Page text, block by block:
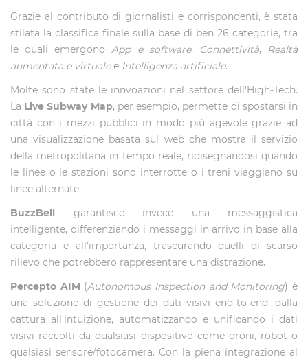
Grazie al contributo di giornalisti e corrispondenti, è stata
stilata la classifica finale sulla base di ben 26 categorie, tra
le quali emergonoApp e software, Connettività, Realtà
aumentata e virtualee Intelligenza artificiale.
Molte sono state le innvoazioni nel settore dell'High-Tech.
La Live Subway Map, per esempio, permette di spostarsi in
città con i mezzi pubblici in modo più agevole grazie ad
una visualizzazione basata sul web che mostra il servizio
della metropolitana in tempo reale, ridisegnandosi quando
le linee o le stazioni sono interrotte o i treni viaggiano su
linee alternate.
BuzzBell garantisce invece una messaggistica
intelligente, differenziando i messaggi in arrivo in base alla
categoria e all’importanza, trascurando quelli di scarso
rilievo che potrebbero rappresentare una distrazione.
Percepto AIM (Autonomous Inspection and Monitoring) è
una soluzione di gestione dei dati visivi end-to-end, dalla
cattura all'intuizione, automatizzando e unificando i dati
visivi raccolti da qualsiasi dispositivo come droni, robot o
qualsiasi sensore/fotocamera. Con la piena integrazione al